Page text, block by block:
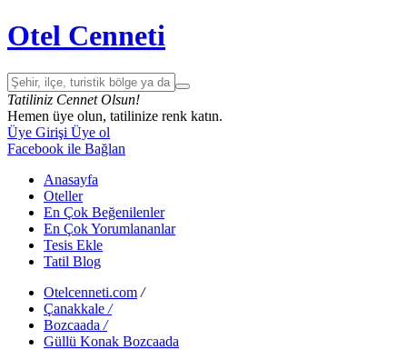
Otel Cenneti
Tatiliniz Cennet Olsun!
Hemen üye olun, tatilinize renk katın.
Üye Girişi Üye ol
Facebook ile Bağlan
Anasayfa
Oteller
En Çok Beğenilenler
En Çok Yorumlananlar
Tesis Ekle
Tatil Blog
Otelcenneti.com /
Çanakkale /
Bozcaada /
Güllü Konak Bozcaada